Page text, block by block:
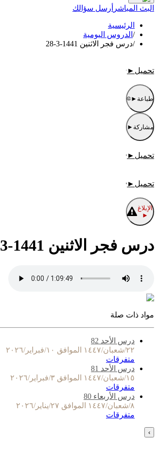
البث المباشر أرسل سؤالك
الرئيسية
/ الدروس اليومية
/درس فجر الاثنين 1441-3-28
تحميل ►
طباعة ►
مشاركة ►
تحميل ►
تحميل ►
الإبلاغ
►
درس فجر الاثنين 1441-3-28
مواد ذات صلة
درس الأحد 82
٢٢/شعبان/١٤٤٧ الموافق ١٠/فبراير/٢٠٢٦
متفرقات
درس الأحد 81
١٥/شعبان/١٤٤٧ الموافق ٣/فبراير/٢٠٢٦
متفرقات
درس الأربعاء 80
٨/شعبان/١٤٤٧ الموافق ٢٧/يناير/٢٠٢٦
متفرقات
›